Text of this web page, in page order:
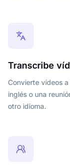
Transcribe
Convierte vídeos
inglés o una
otro idioma.